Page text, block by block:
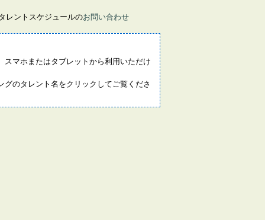
レントスケジュールのお問い合わせ
マホまたはタブレットから利用いただけ
グのタレント名をクリックしてご覧くださ